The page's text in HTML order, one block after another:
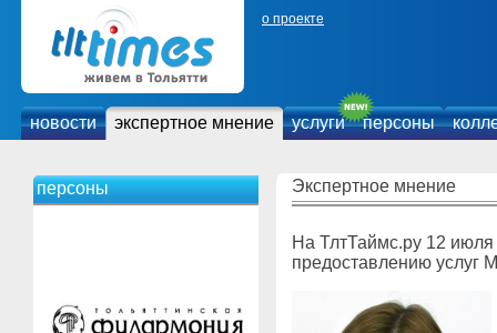
о проекте
новости экспертное мнение услуги персоны
персоны Экспертное мнение
На ТлтТаймс.ру 12 июля
предоставлению